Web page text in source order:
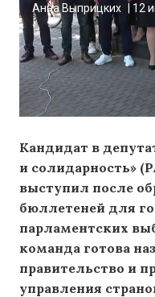
Анна Выприцких 12
Кандидат в
и солидарность»
выступил после
бюллетеней для
парламентских
команда готова
правительство и
управления